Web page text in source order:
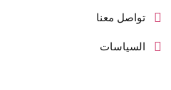
تواصل معنا
السياسات